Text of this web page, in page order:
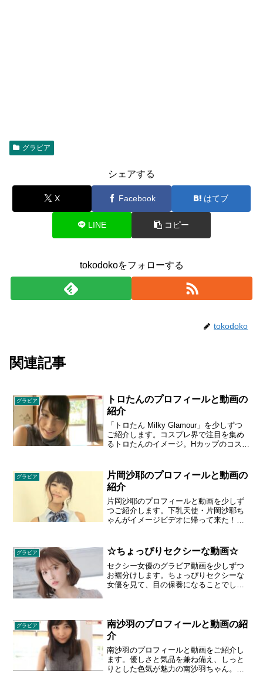
グラビア
シェアする
X Facebook はてブ
LINE コピー
tokodokoをフォローする
tokodoko
関連記事
グラビア
トロたんのプロフィールと動画の
紹介
「トロたん Milky Glamour」を少しずつ
ご紹介します。コスプレ界で注目を集め
るトロたんのイメージ。Hカップのコスプ
美少女の魅力に打ちのめされて、トロた
んの虜になっちゃいます。
グラビア
片岡沙耶のプロフィールと動画の
紹介
片岡沙耶のプロフィールと動画を少しず
つご紹介します。下乳天使・片岡沙耶ち
ゃんがイメージビデオに帰って来た！ち
０センチＧカップのミラクル美乳、キュ
ートな笑顔がフルスロットル！大胆に、
可憐に、ドキドキ衣裳満載！
グラビア ☆ちょっぴりセクシーな動画☆
セクシー女優のグラビア動画を少しずつ
お裾分けします。ちょっぴりセクシーな
女優を見て、目の保養になることでしょ
りしておりますアンケート...
グラビア
南沙羽のプロフィールと動画の紹
介
南沙羽のプロフィールと動画をご紹介し
ます。優しさと気品を兼ね備え、しっと
りとした色気が魅力の南沙羽ちゃん。奥